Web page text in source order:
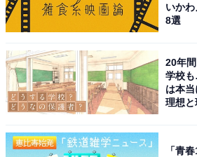
いか
8選
20年
学校
は本
理想
「青